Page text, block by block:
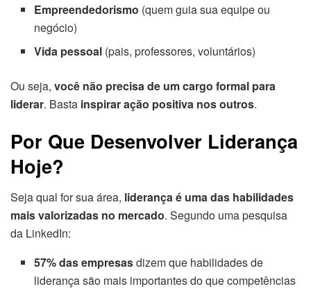
Empreendedorismo (quem guia sua equipe ou
negócio)
Vida pessoal (pais, professores, voluntários)
Ou seja, você não precisa de um cargo formal para
liderar. Basta inspirar ação positiva nos outros.
Por Que Desenvolver Liderança
Hoje?
Seja qual for sua área, liderança é uma das habilidades
mais valorizadas no mercado. Segundo uma pesquisa
da LinkedIn:
57% das empresasdizem que habilidades de
liderança são mais importantes do que competências